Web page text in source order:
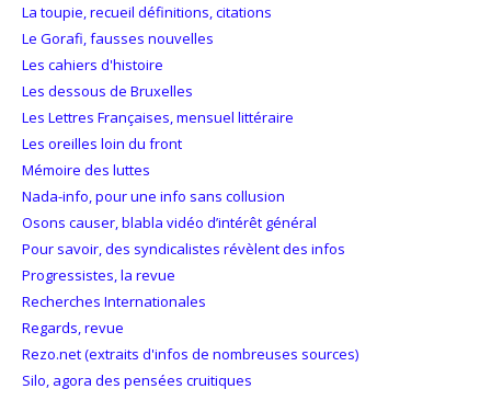
La toupie, recueil définitions, citations
Le Gorafi, fausses nouvelles
Les cahiers d'histoire
Les dessous de Bruxelles
Les Lettres Françaises, mensuel littéraire
Les oreilles loin du front
Mémoire des luttes
Nada-info, pour une info sans collusion
Osons causer, blabla vidéo d’intérêt général
Pour savoir, des syndicalistes révèlent des infos
Progressistes, la revue
Recherches Internationales
Regards, revue
Rezo.net (extraits d'infos de nombreuses sources)
Silo, agora des pensées cruitiques